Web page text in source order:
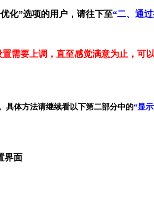
化”选项的用户，请往下至“二、通
需要上调，直至感觉满意为止，可
具体方法请继续看以下第二部分中的“显
界面